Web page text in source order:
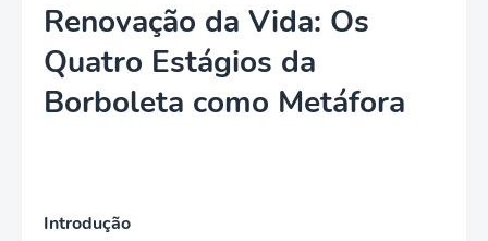
Renovação da Vida: Os
Quatro Estágios da
Borboleta como Metáfora
Introdução